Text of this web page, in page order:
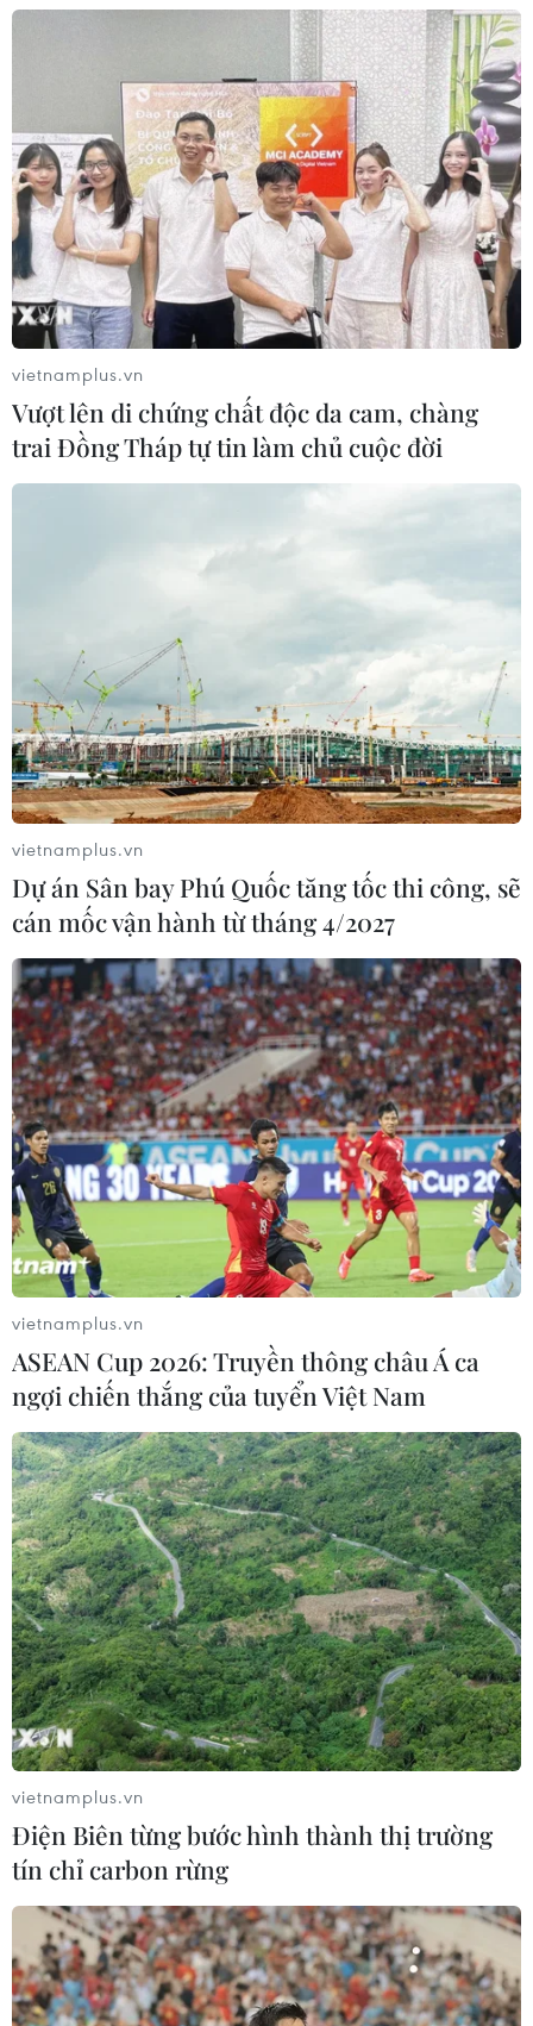
ùn tắc giao thông dịp khai giảng năm học mới
Vietnam Airlines, Jetstar Pacific tăng
chuyến bay dịp Quốc khánh 2/9
Các hãng hàng không đã lên kế hoạch tăng cường các
chuyến bay nhằm đáp ứng nhu cầu đi lại tăng cao của
hành khách trong dịp nghỉ lễ Quốc khánh 2/9.
Hà Nội tăng cường đảm bảo trật tự an
toàn giao thông, đô thị dịp 2/9
27/08/2019 06:08
Thường trực Ban An toàn giao thông thành phố đề nghị
Công an thành phố chỉ đạo mở đợt cao điểm bảo đảm
trật tự, an toàn giao thông dịp nghỉ lễ Quốc khánh 2/9
tới.
vietnamplus.vn
Vượt lên di chứng chất độc da cam, chàng
trai Đồng Tháp tự tin làm chủ cuộc đời
vietnamplus.vn
Dự án Sân bay Phú Quốc tăng tốc thi công, sẽ
cán mốc vận hành từ tháng 4/2027
vietnamplus.vn
ASEAN Cup 2026: Truyền thông châu Á ca
ngợi chiến thắng của tuyển Việt Nam
vietnamplus.vn
Điện Biên từng bước hình thành thị trường
tín chỉ carbon rừng